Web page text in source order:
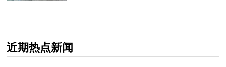
近期热点新闻